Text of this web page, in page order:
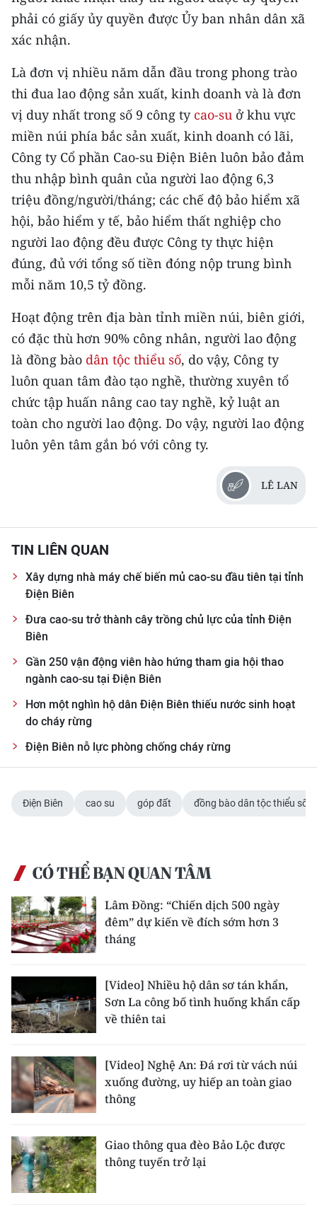
CHUYÊN ĐỀ
CÁC CHUYÊN TRANG
VỀ BÁO NHÂN DÂN
THỜI NAY
NHÂN DÂN CUỐI TUẦN
NHÂN DÂN HẰNG THÁNG
MUA BÁO
ĐỌC BÁO IN
ENGLISH
中文
FRANÇAIS
РУССКИЙ
phải có giấy ủy quyền được Ủy ban nhân dân xã
xác nhận.
Là đơn vị nhiều năm dẫn đầu trong phong trào
thi đua lao động sản xuất, kinh doanh và là đơn
vị duy nhất trong số 9 công ty cao-su ở khu vực
miền núi phía bắc sản xuất, kinh doanh có lãi,
Công ty Cổ phần Cao-su Điện Biên luôn bảo đảm
thu nhập bình quân của người lao động 6,3
triệu đồng/người/tháng; các chế độ bảo hiểm xã
hội, bảo hiểm y tế, bảo hiểm thất nghiệp cho
người lao động đều được Công ty thực hiện
đúng, đủ với tổng số tiền đóng nộp trung bình
mỗi năm 10,5 tỷ đồng.
Hoạt động trên địa bàn tỉnh miền núi, biên giới,
có đặc thù hơn 90% công nhân, người lao động
là đồng bào dân tộc thiểu số, do vậy, Công ty
luôn quan tâm đào tạo nghề, thường xuyên tổ
chức tập huấn nâng cao tay nghề, kỷ luật an
toàn cho người lao động. Do vậy, người lao động
luôn yên tâm gắn bó với công ty.
LÊ LAN
TIN LIÊN QUAN
Xây dựng nhà máy chế biến mủ cao-su đầu tiên tại tỉnh
Điện Biên
Đưa cao-su trở thành cây trồng chủ lực của tỉnh Điện
Biên
Gần 250 vận động viên hào hứng tham gia hội thao
ngành cao-su tại Điện Biên
Hơn một nghìn hộ dân Điện Biên thiếu nước sinh hoạt
do cháy rừng
Điện Biên nỗ lực phòng chống cháy rừng
Điện Biên cao su góp đất đồng bào dân tộc thiểu số
CÓ THỂ BẠN QUAN TÂM
Lâm Đồng: “Chiến dịch 500 ngày
đêm” dự kiến về đích sớm hơn 3
tháng
[Video] Nhiều hộ dân sơ tán khẩn,
Sơn La công bố tình huống khẩn cấp
về thiên tai
[Video] Nghệ An: Đá rơi từ vách núi
xuống đường, uy hiếp an toàn giao
thông
Giao thông qua đèo Bảo Lộc được
thông tuyến trở lại